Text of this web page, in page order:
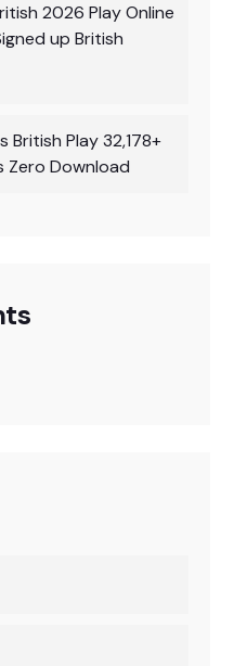
2026 Play Online
up British
Play 32,178+
Zero Download